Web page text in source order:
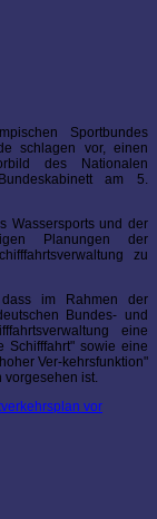
Sportbundes
schlagen vor, einen
des Nationalen
am 5.
Wassersports und der
Planungen der
zu
dass im Rahmen der
Bundes- und
eine
Schifffahrt" sowie eine
Ver-kehrsfunktion"
vorgesehen ist.
vor